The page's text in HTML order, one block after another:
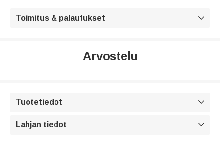
Toimitus & palautukset 
Arvostelu
Tuotetiedot 
Lahjan tiedot 